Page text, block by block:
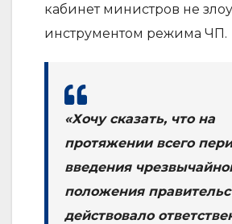
кабинет министров не
инструментом режима ЧП.
«Хочу сказать, что на
протяжении всего
введения
положения
действовало